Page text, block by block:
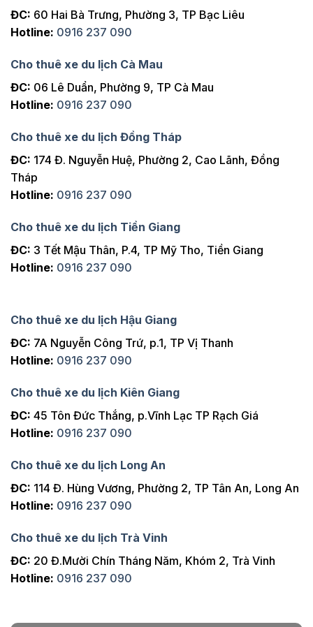
ĐC: 60 Hai Bà Trưng, Phường 3, TP Bạc Liêu
Hotline: 0916 237 090
Cho thuê xe du lịch Cà Mau
ĐC: 06 Lê Duẩn, Phường 9, TP Cà Mau
Hotline: 0916 237 090
Cho thuê xe du lịch Đồng Tháp
ĐC: 174 Đ. Nguyễn Huệ, Phường 2, Cao Lãnh, Đồng
Tháp
Hotline: 0916 237 090
Cho thuê xe du lịch Tiền Giang
ĐC: 3 Tết Mậu Thân, P.4, TP Mỹ Tho, Tiền Giang
Hotline: 0916 237 090
Cho thuê xe du lịch Hậu Giang
ĐC: 7A Nguyễn Công Trứ, p.1, TP Vị Thanh
Hotline: 0916 237 090
Cho thuê xe du lịch Kiên Giang
ĐC: 45 Tôn Đức Thắng, p.Vĩnh Lạc TP Rạch Giá
Hotline: 0916 237 090
Cho thuê xe du lịch Long An
ĐC: 114 Đ. Hùng Vương, Phường 2, TP Tân An, Long An
Hotline: 0916 237 090
Cho thuê xe du lịch Trà Vinh
ĐC: 20 Đ.Mười Chín Tháng Năm, Khóm 2, Trà Vinh
Hotline: 0916 237 090